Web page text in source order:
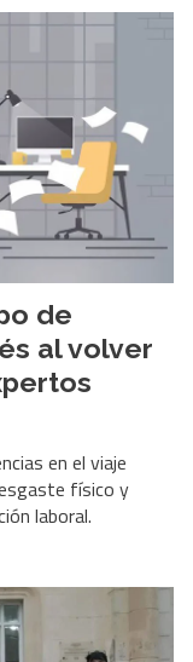
de
al volver
en el viaje
físico y
laboral.